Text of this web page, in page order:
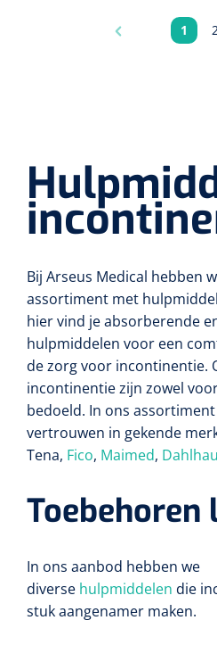
1
Bij Arseus Medical hebben
assortiment met
hier vind je absorberende
hulpmiddelen voor een
de zorg voor incontinentie.
incontinentie zijn zowel
bedoeld. In ons
vertrouwen in gekende
Tena, Fico, Maimed,
Toebehoren
In ons aanbod hebben we
diverse hulpmiddelen die
stuk aangenamer maken.